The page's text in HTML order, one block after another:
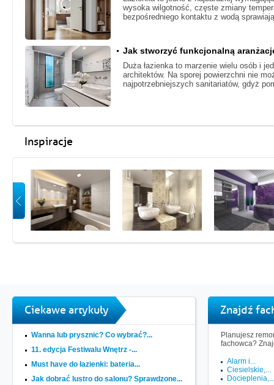
wysoka wilgotność, częste zmiany
bezpośredniego kontaktu z wodą
Jak stworzyć funkcjonalną
Duża łazienka to marzenie wielu osób i
architektów. Na sporej powierzchni nie
najpotrzebniejszych sanitariatów, gdyż
Inspiracje
Ciekawe artykuły
Wanna lub prysznic? Co wybrać?...
11. edycja Festiwalu Wnętrz -...
Must have do łazienki: bateria...
Jak dobrać lustro do salonu? Sprawdzone...
Znajdź
Planujesz
fachowca?
Alarm i...
Ciesielskie,...
Docieplenia,...